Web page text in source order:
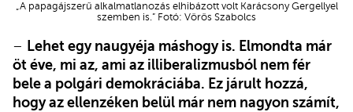
„A papagájszerű alkalmatlanozás elhibázott volt Karácsony Gergellyel
szemben is.” Fotó: Vörös Szabolcs
– Lehet egy naugyéja máshogy is. Elmondta már
öt éve, mi az, ami az illiberalizmusból nem fér
bele a polgári demokráciába. Ez járult hozzá,
hogy az ellenzéken belül már nem nagyon számít,